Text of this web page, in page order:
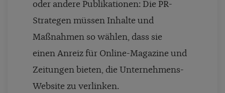
oder andere Publikationen: Die PR-
Strategen müssen Inhalte und
Maßnahmen so wählen, dass sie
einen Anreiz für Online-Magazine und
Zeitungen bieten, die Unternehmens-
Website zu verlinken.